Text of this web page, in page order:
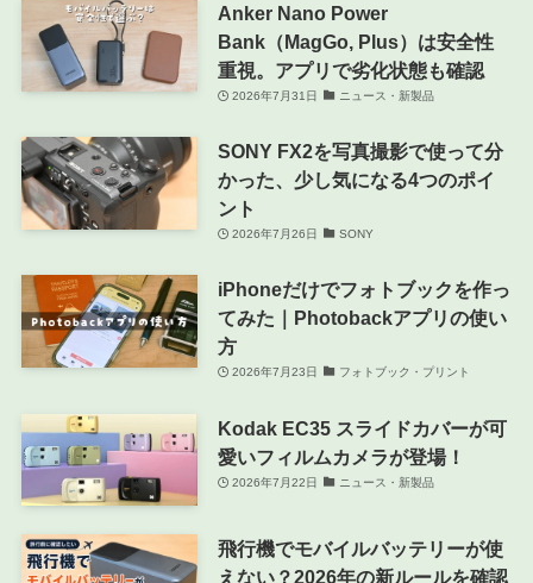
Anker Nano Power
Bank（MagGo, Plus）は安全性
重視。アプリで劣化状態も確認
2026年7月31日 ニュース・新製品
SONY FX2を写真撮影で使って分
かった、少し気になる4つのポイ
ント
2026年7月26日 SONY
iPhoneだけでフォトブックを作っ
てみた｜Photobackアプリの使い
方
2026年7月23日 フォトブック・プリント
Kodak EC35 スライドカバーが可
愛いフィルムカメラが登場！
2026年7月22日 ニュース・新製品
飛行機でモバイルバッテリーが使
えない？2026年の新ルールを確認